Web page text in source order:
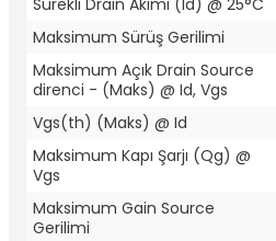
Sürekli Drain Akımı (Id) @ 25°C
Maksimum Sürüş Gerilimi
Maksimum Açık Drain Source
direnci - (Maks) @ Id, Vgs
Vgs(th) (Maks) @ Id
Maksimum Kapı Şarjı (Qg) @
Vgs
Maksimum Gain Source
Gerilimi